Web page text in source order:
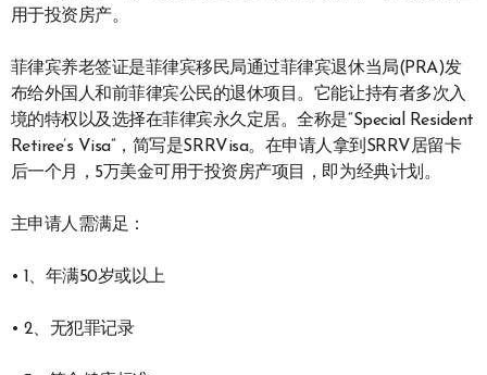
用于投资房产。
菲律宾养老签证是菲律宾移民局通过菲律宾退休当局(PRA)发
布给外国人和前菲律宾公民的退休项目。它能让持有者多次入
境的特权以及选择在菲律宾永久定居。全称是“Special Resident
Retiree’s Visa”，简写是SRRVisa。在申请人拿到SRRV居留卡
后一个月，5万美金可用于投资房产项目，即为经典计划。
主申请人需满足：
• 1、年满50岁或以上
• 2、无犯罪记录